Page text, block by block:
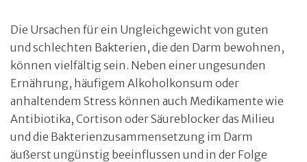
Die Ursachen für ein Ungleichgewicht von guten
und schlechten Bakterien, die den Darm bewohnen,
können vielfältig sein. Neben einer ungesunden
Ernährung, häufigem Alkoholkonsum oder
anhaltendem Stress können auch Medikamente wie
Antibiotika, Cortison oder Säureblocker das Milieu
und die Bakterienzusammensetzung im Darm
äußerst ungünstig beeinflussen und in der Folge